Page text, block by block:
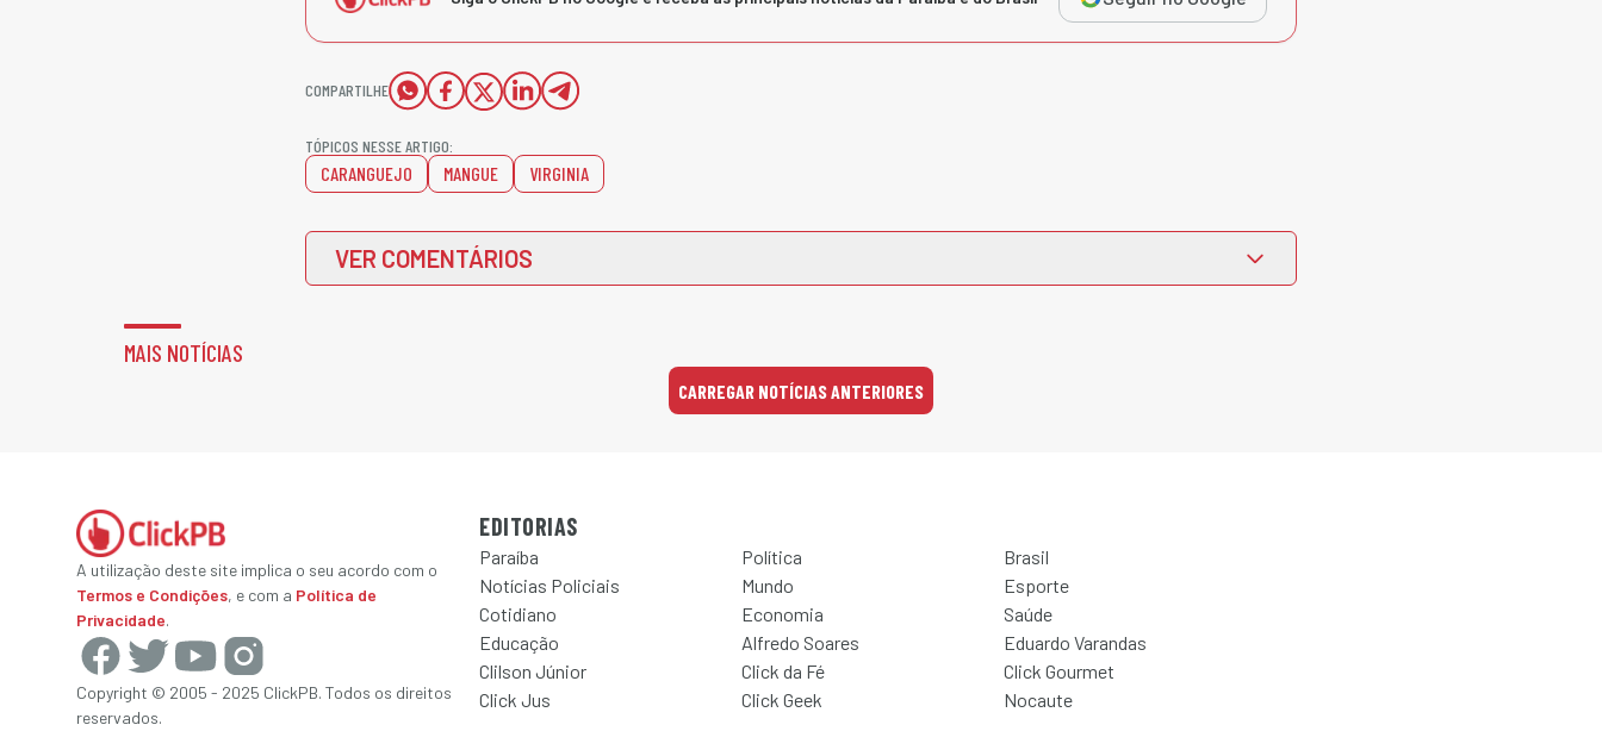
COMPARTILHE
TÓPICOS NESSE ARTIGO:
CARANGUEJO MANGUE VIRGINIA
VER COMENTÁRIOS
MAIS NOTÍCIAS
CARREGAR NOTÍCIAS ANTERIORES
A utilização deste site implica o seu acordo com o
Termos e Condições, e com a Política de
Privacidade.
Copyright © 2005 - 2025 ClickPB. Todos os direitos
reservados.
EDITORIAS
Paraíba Política
Brasil
Notícias Policiais
Mundo
Esporte
Cotidiano
Economia
Saúde
Educação
Alfredo Soares
Eduardo Varandas
Clilson Júnior
Click da Fé
Click Gourmet
Click Jus
Click Geek Nocaute